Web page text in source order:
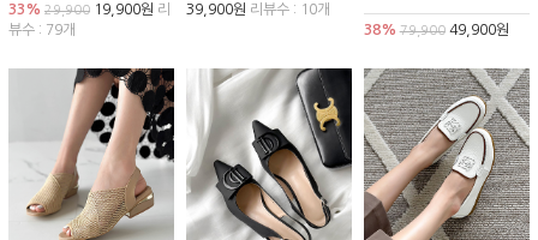
33% 29,900 19,900원 리
뷰수 : 79개
39,900원 리뷰수 : 10개
38% 79,90049,900원